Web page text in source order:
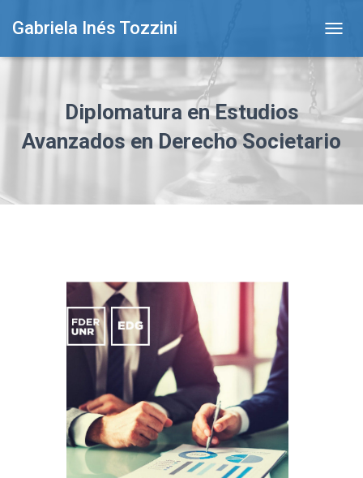
Gabriela Inés Tozzini
O
A
Diplomatura en Estudios
Avanzados en Derecho Societario